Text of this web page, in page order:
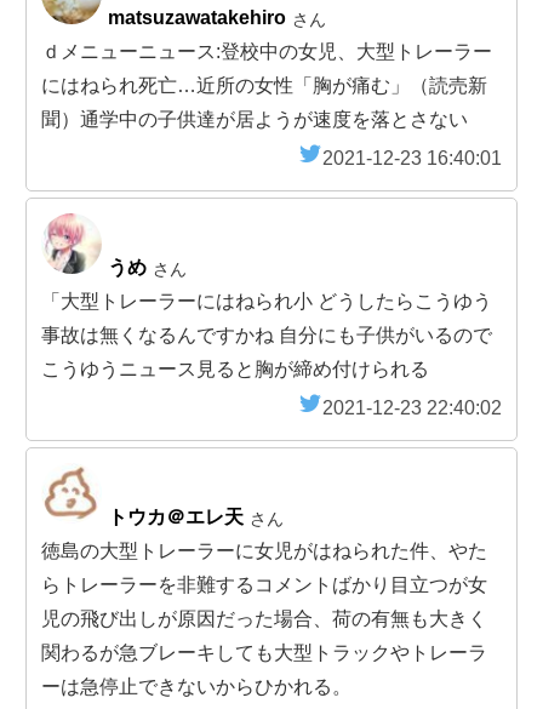
matsuzawatakehiro さん
ｄメニューニュース:登校中の女児、大型トレーラー
にはねられ死亡…近所の女性「胸が痛む」（読売新
聞）通学中の子供達が居ようが速度を落とさない
2021-12-23 16:40:01
うめ さん
「大型トレーラーにはねられ小 どうしたらこうゆう
事故は無くなるんですかね 自分にも子供がいるので
こうゆうニュース見ると胸が締め付けられる
2021-12-23 22:40:02
トウカ＠エレ天 さん
徳島の大型トレーラーに女児がはねられた件、やた
らトレーラーを非難するコメントばかり目立つが女
児の飛び出しが原因だった場合、荷の有無も大きく
関わるが急ブレーキしても大型トラックやトレーラ
ーは急停止できないからひかれる。